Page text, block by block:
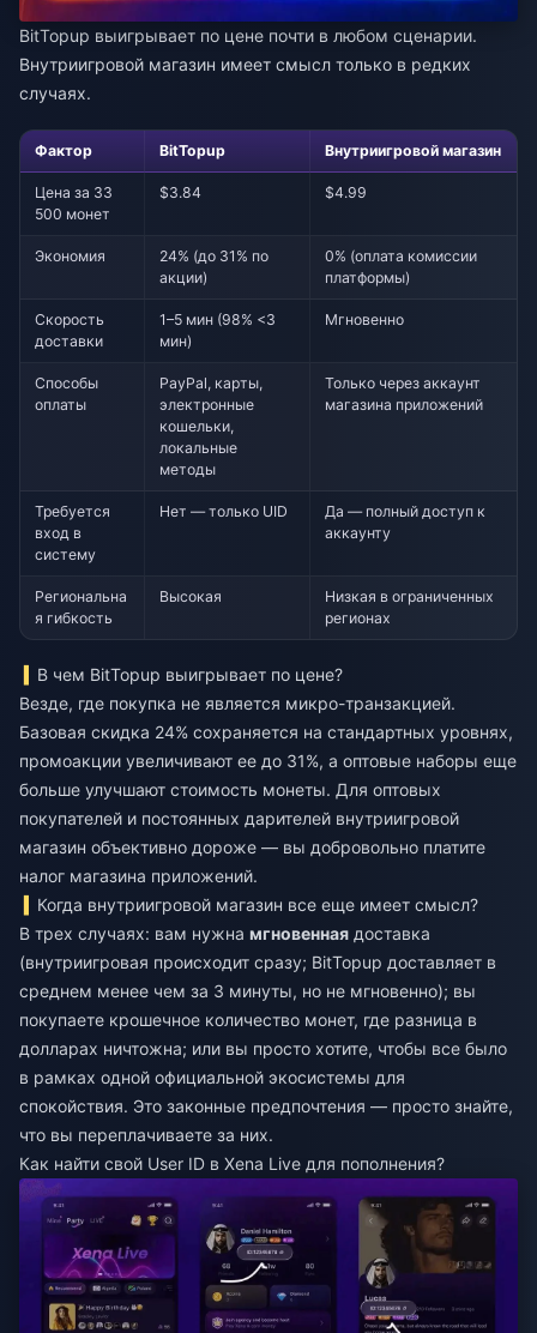
BitTopup выигрывает по цене почти в любом сценарии.
Внутриигровой магазин имеет смысл только в редких
случаях.
Фактор BitTopup Внутриигровой магазин
Цена за 33
500 монет
$3.84 $4.99
Экономия
24% (до 31% по
акции)
0% (оплата комиссии
платформы)
Скорость
доставки
1–5 мин (98% <3
мин)
Мгновенно
Способы
оплаты
PayPal, карты,
электронные
кошельки,
локальные
методы
Только через аккаунт
магазина приложений
Требуется
вход в
систему
Нет — только UID
Да — полный доступ к
аккаунту
Региональна
я гибкость
Высокая
Низкая в ограниченных
регионах
В чем BitTopup выигрывает по цене?
Везде, где покупка не является микро-транзакцией.
Базовая скидка 24% сохраняется на стандартных уровнях,
промоакции увеличивают ее до 31%, а оптовые наборы еще
больше улучшают стоимость монеты. Для оптовых
покупателей и постоянных дарителей внутриигровой
магазин объективно дороже — вы добровольно платите
налог магазина приложений.
Когда внутриигровой магазин все еще имеет смысл?
В трех случаях: вам нужна мгновенная доставка
(внутриигровая происходит сразу; BitTopup доставляет в
среднем менее чем за 3 минуты, но не мгновенно); вы
покупаете крошечное количество монет, где разница в
долларах ничтожна; или вы просто хотите, чтобы все было
в рамках одной официальной экосистемы для
спокойствия. Это законные предпочтения — просто знайте,
что вы переплачиваете за них.
Как найти свой User ID в Xena Live для пополнения?